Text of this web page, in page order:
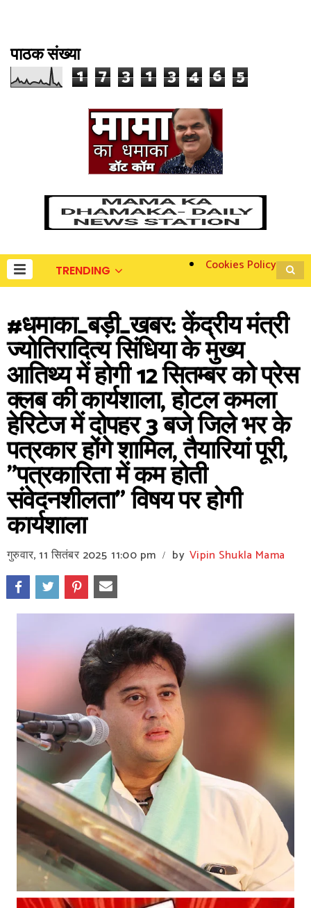
पाठक संख्या
1 7 3 1 3 4 6 5
TRENDING Cookies Policy
#धमाका_बड़ी_खबर: केंद्रीय मंत्री
ज्योतिरादित्य सिंधिया के मुख्य
आतिथ्य में होगी 12 सितम्बर को प्रेस
क्लब की कार्यशाला, होटल कमला
हेरिटेज में दोपहर 3 बजे जिले भर के
पत्रकार होंगे शामिल, तैयारियां पूरी,
"पत्रकारिता में कम होती
संवेदनशीलता" विषय पर होगी
कार्यशाला
गुरुवार, 11 सितंबर 2025 11:00 pm / by Vipin Shukla Mama